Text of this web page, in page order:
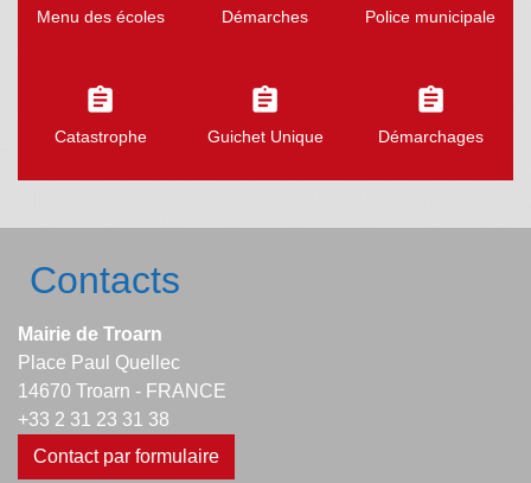
Menu des écoles Démarches Police municipale
assignment
Catastrophe
assignment
Guichet Unique
assignment
Démarchages
Contacts
Mairie de Troarn
Place Paul Quellec
14670 Troarn - FRANCE
+33 2 31 23 31 38
Contact par formulaire